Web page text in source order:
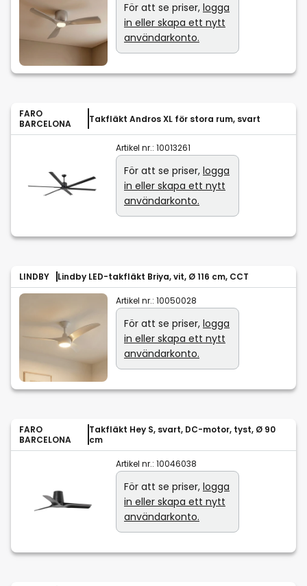
För att se priser, logga
in eller skapa ett nytt
användarkonto.
FARO
BARCELONA
Takfläkt Andros XL för stora rum, svart
Artikel nr.: 10013261
För att se priser, logga
in eller skapa ett nytt
användarkonto.
LINDBY Lindby LED-takfläkt Briya, vit, Ø 116 cm, CCT
Artikel nr.: 10050028
För att se priser, logga
in eller skapa ett nytt
användarkonto.
FARO
BARCELONA
Takfläkt Hey S, svart, DC-motor, tyst, Ø 90
cm
Artikel nr.: 10046038
För att se priser, logga
in eller skapa ett nytt
användarkonto.